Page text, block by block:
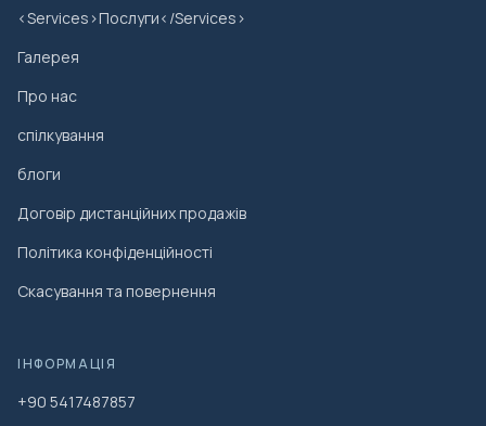
<Services>Послуги</Services>
Галерея
Про нас
спілкування
блоги
Договір дистанційних продажів
Політика конфіденційності
Скасування та повернення
ІНФОРМАЦІЯ
+90 5417487857